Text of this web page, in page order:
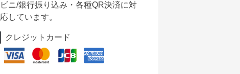
ビニ/銀行振り込み・各種QR決済に対
応しています。
クレジットカード